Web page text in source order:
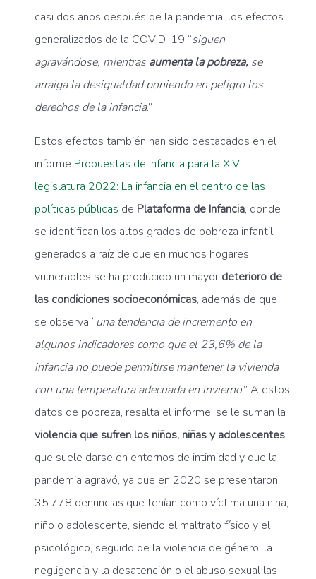
casi dos años después de la pandemia, los efectos
generalizados de la COVID-19 “siguen
agravándose, mientrasaumenta la pobreza, se
arraiga la desigualdad poniendo en peligro los
derechos de la infancia.”
Estos efectos también han sido destacados en el
informe Propuestas de Infancia para la XIV
legislatura 2022: La infancia en el centro de las
políticas públicas de Plataforma de Infancia, donde
se identifican los altos grados de pobreza infantil
generados a raíz de que en muchos hogares
vulnerables se ha producido un mayor deterioro de
las condiciones socioeconómicas, además de que
se observa “una tendencia de incremento en
algunos indicadores como que el 23,6% de la
infancia no puede permitirse mantener la vivienda
con una temperatura adecuada en invierno.” A estos
datos de pobreza, resalta el informe, se le suman la
violencia que sufren los niños, niñas y adolescentes
que suele darse en entornos de intimidad y que la
pandemia agravó, ya que en 2020 se presentaron
35.778 denuncias que tenían como víctima una niña,
niño o adolescente, siendo el maltrato físico y el
psicológico, seguido de la violencia de género, la
negligencia y la desatención o el abuso sexual las